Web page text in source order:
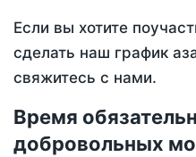
Если вы хотите
сделать наш график
свяжитесь с нами.
Время
добровольных